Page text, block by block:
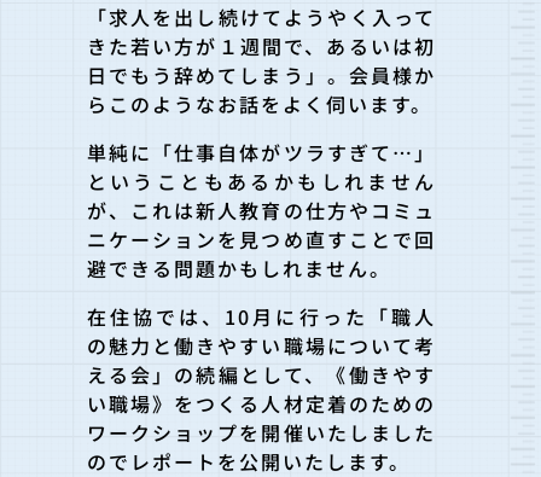
「求人を出し続けてようやく入って
きた若い方が１週間で、あるいは初
日でもう辞めてしまう」。会員様か
らこのようなお話をよく伺います。
単純に「仕事自体がツラすぎて…」
ということもあるかもしれません
が、これは新人教育の仕方やコミュ
ニケーションを見つめ直すことで回
避できる問題かもしれません。
在住協では、10月に行った「職人
の魅力と働きやすい職場について考
える会」の続編として、《働きやす
い職場》をつくる人材定着のための
ワークショップを開催いたしました
のでレポートを公開いたします。